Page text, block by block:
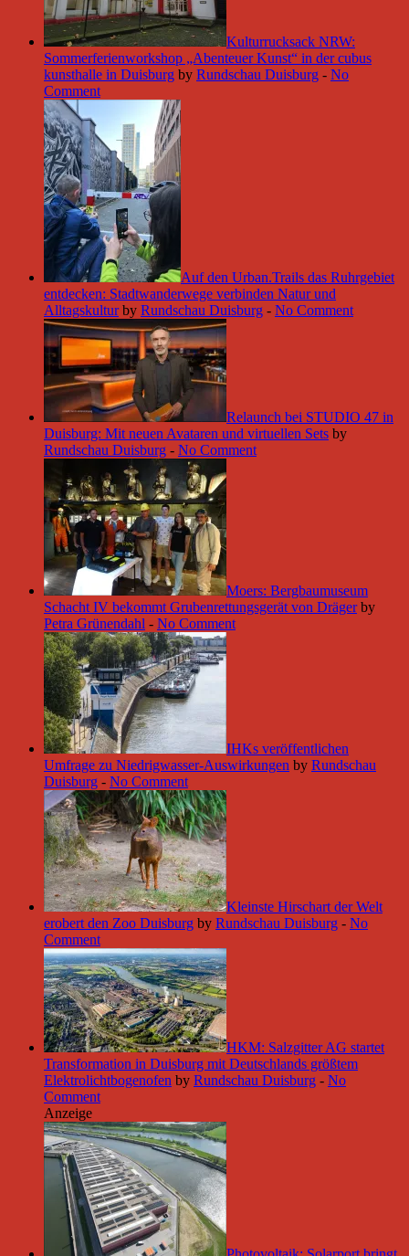
Kulturrucksack NRW:
Sommerferienworkshop „Abenteuer Kunst“ in der cubus
kunsthalle in Duisburg by Rundschau Duisburg - No
Comment
Auf den Urban.Trails das Ruhrgebiet
entdecken: Stadtwanderwege verbinden Natur und
Alltagskultur by Rundschau Duisburg - No Comment
Relaunch bei STUDIO 47 in
Duisburg: Mit neuen Avataren und virtuellen Sets by
Rundschau Duisburg - No Comment
Moers: Bergbaumuseum
Schacht IV bekommt Grubenrettungsgerät von Dräger by
Petra Grünendahl - No Comment
IHKs veröffentlichen
Umfrage zu Niedrigwasser-Auswirkungen by Rundschau
Duisburg - No Comment
Kleinste Hirschart der Welt
erobert den Zoo Duisburg by Rundschau Duisburg - No
Comment
HKM: Salzgitter AG startet
Transformation in Duisburg mit Deutschlands größtem
Elektrolichtbogenofen by Rundschau Duisburg - No
Comment
Anzeige